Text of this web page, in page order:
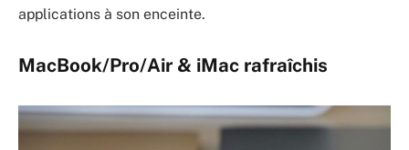
applications à son enceinte.
MacBook/Pro/Air & iMac rafraîchis